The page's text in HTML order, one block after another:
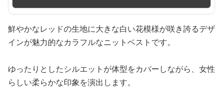
鮮やかなレッドの生地に大きな白い花模様が咲き誇るデザ
インが魅力的なカラフルなニットベストです。
ゆったりとしたシルエットが体型をカバーしながら、女性
らしい柔らかな印象を演出します。